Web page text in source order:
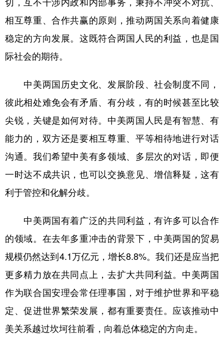
相互尊重、合作共赢的原则，推动两国关系向着健康
稳定的方向发展。这既符合两国人民的利益，也是国
际社会的期待。
中美两国历史文化、发展阶段、社会制度不同，
彼此相处难免会有矛盾、有分歧，有的时候甚至比较
尖锐，关键是如何对待。中美两国人民是有智慧、有
能力的，双方还是要相互尊重、平等相待地进行对话
沟通。我们希望中美有多领域、多层次的对话，即便
一时达不成共识，也可以交换意见、增信释疑，这有
利于管控和化解分歧。
中美两国有着广泛的共同利益，有许多可以合作
的领域。在去年多重冲击的背景下，中美两国的贸易
规模仍然达到4.1万亿元，增长8.8%。我们还是应当把
更多精力放在共同点上，去扩大共同利益。中美两国
作为联合国安理会常任理事国，对于维护世界和平稳
定、促进世界繁荣发展，都有重要责任。应该推动中
美关系越过坎坷往前看，向着总体稳定的方向走。